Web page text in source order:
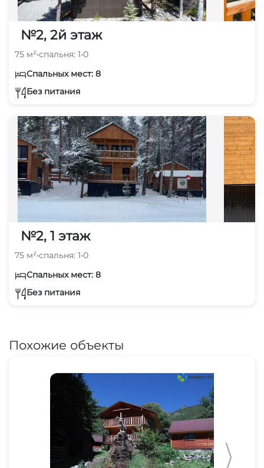
№2, 2й этаж
75 м²•спальня: 1•0
Спальных мест: 8
Без питания
№2, 1 этаж
75 м²•спальня: 1•0
Спальных мест: 8
Без питания
Похожие объекты